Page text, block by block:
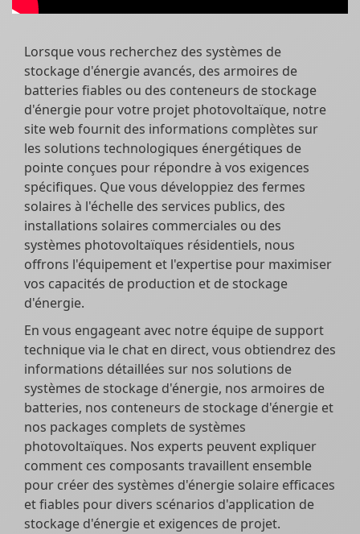
Lorsque vous recherchez des systèmes de
stockage d'énergie avancés, des armoires de
batteries fiables ou des conteneurs de stockage
d'énergie pour votre projet photovoltaïque, notre
site web fournit des informations complètes sur
les solutions technologiques énergétiques de
pointe conçues pour répondre à vos exigences
spécifiques. Que vous développiez des fermes
solaires à l'échelle des services publics, des
installations solaires commerciales ou des
systèmes photovoltaïques résidentiels, nous
offrons l'équipement et l'expertise pour maximiser
vos capacités de production et de stockage
d'énergie.
En vous engageant avec notre équipe de support
technique via le chat en direct, vous obtiendrez des
informations détaillées sur nos solutions de
systèmes de stockage d'énergie, nos armoires de
batteries, nos conteneurs de stockage d'énergie et
nos packages complets de systèmes
photovoltaïques. Nos experts peuvent expliquer
comment ces composants travaillent ensemble
pour créer des systèmes d'énergie solaire efficaces
et fiables pour divers scénarios d'application de
stockage d'énergie et exigences de projet.